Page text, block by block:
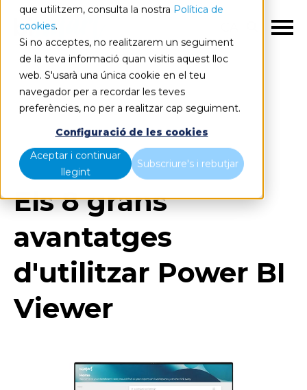
que utilitzem, consulta la nostra Política de
cookies.
Si no acceptes, no realitzarem un seguiment
de la teva informació quan visitis aquest lloc
web. S'usarà una única cookie en el teu
navegador per a recordar les teves
preferències, no per a realitzar cap seguiment.
Configuració de les cookies
Aceptar i continuar
llegint
Subscriure's i rebutjar
Blog Home
Els 8 grans
avantatges
d'utilitzar Power BI
Viewer